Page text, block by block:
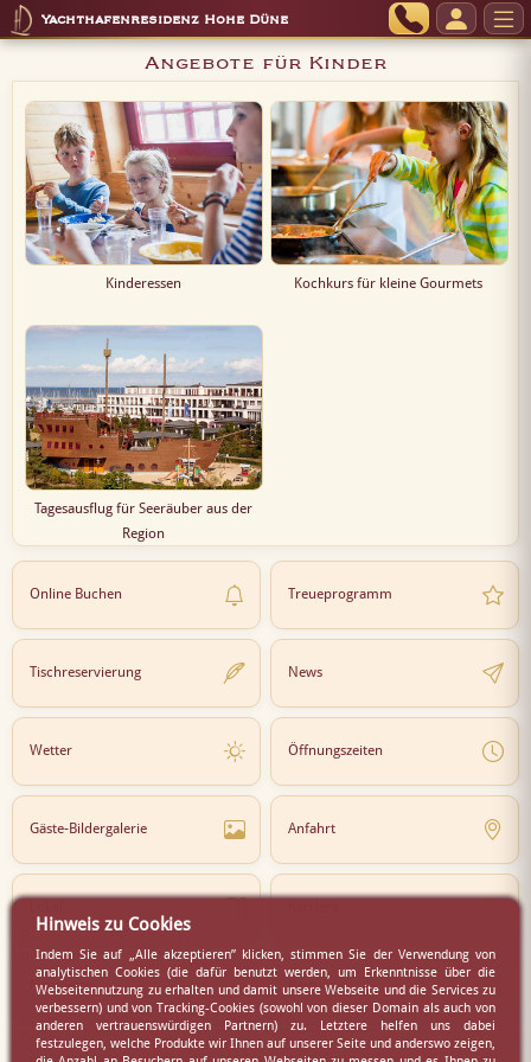
Yachthafenresidenz Hohe Düne
Angebote für Kinder
Kinderessen Kochkurs für kleine Gourmets
Tagesausflug für Seeräuber aus der
Region
Online Buchen Treueprogramm
Tischreservierung News
Wetter Öffnungszeiten
Gäste-Bildergalerie Anfahrt
Newsletter Partner
Hinweis zu Cookies
Indem Sie auf „Alle akzeptieren” klicken, stimmen Sie der Verwendung von
analytischen Cookies (die dafür benutzt werden, um Erkenntnisse über die
Webseitennutzung zu erhalten und damit unsere Webseite und die Services zu
verbessern) und von Tracking-Cookies (sowohl von dieser Domain als auch von
anderen vertrauenswürdigen Partnern) zu. Letztere helfen uns dabei
festzulegen, welche Produkte wir Ihnen auf unserer Seite und anderswo zeigen,